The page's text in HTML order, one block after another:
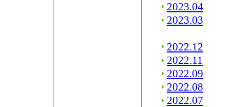
2023.04
2023.03
2022.12
2022.11
2022.09
2022.08
2022.07